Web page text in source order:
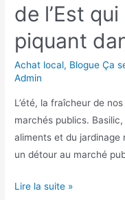
déplacer
dans
l’Est
de l’Est
piquant
Achat local, Blogue Ça
Admin
L’été, la fraîcheur de
marchés publics.
aliments et du
un détour au marché
Top
Lire la suite »